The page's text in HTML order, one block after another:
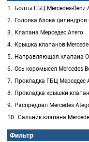
Болты ГБЦ Mercedes-Benz
Головка блока
Клапана Мерседес Атего
Крышка клапанов
Направляющая клапаиа
Ось коромысел Mercedes-
Прокладка ГБЦ Мерседес
Прокладка крышки
Распредвал Mercedes
Сальник клапана
Фильтр